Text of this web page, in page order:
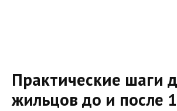
Практические шаги
жильцов до и после